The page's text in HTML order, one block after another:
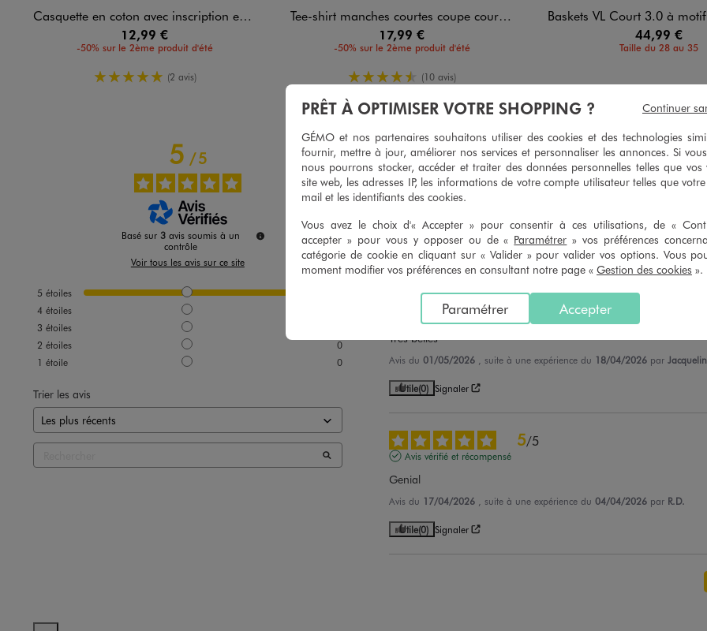
Casquette en coton avec inscription enfant - Adidas
12,99 €
-50% sur le 2ème produit d'été
5/5 de moyenne
(2 avis)
Tee-shirt manches courtes coupe courte fille - Adidas
17,99 €
-50% sur le 2ème produit d'été
4.5/5 de moyenne
(10 avis)
Baskets VL Court 3.0 à motif léopard
44,99 €
Taille du 28 au 35
5/5
Basé sur 3 avis soumis à un
contrôle
Voir tous les avis sur ce site
5 étoiles
4 étoiles
3 étoiles
2 étoiles
0
1 étoile 0
Trier les avis
5/ 5
Avis vérifié et récompensé
Chaussettes originales bonne qualité
Avis du 07/08/2026 , suite à une expérience du 25/07/2026 par Nathalie
Utile (0) Signaler
5/
Avis vérifié et récompensé
Très belles
Avis du 01/05/2026 , suite à une expérience du 18/04/2026 par
Utile(0) Signaler
5/5
Avis vérifié et récompensé
Genial
Avis du 17/04/2026 , suite à une expérience du 04/04/2026 par R.D.
Utile(0) Signaler
PRÊT À OPTIMISER VOTRE SHOPPING ?
GÉMO et nos partenaires souhaitons utiliser des cookies et des technologies
fournir, mettre à jour, améliorer nos services et personnaliser les annonces. Si
nous pourrons stocker, accéder et traiter des données personnelles telles que vos
site web, les adresses IP, les informations de votre compte utilisateur telles que
mail et les identifiants des cookies.
Vous avez le choix d'« Accepter » pour consentir à ces utilisations, de «
accepter » pour vous y opposer ou de « Paramétrer » vos préférences
catégorie de cookie en cliquant sur « Valider » pour valider vos options. Vous
moment modifier vos préférences en consultant notre page « Gestion des cookies ».
Accepter
Paramétrer
Continuer